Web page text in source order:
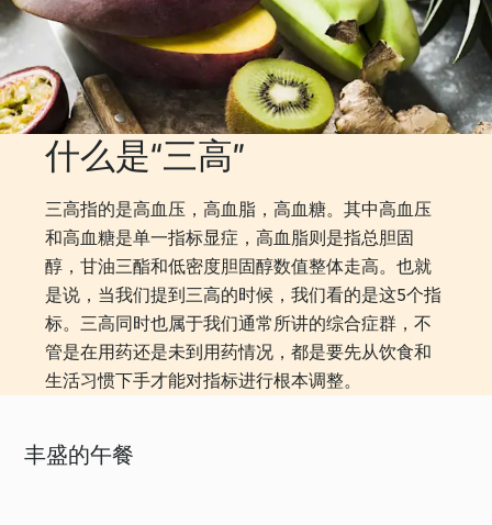
什么是“三高”
三高指的是高血压，高血脂，高血糖。其中高血压
和高血糖是单一指标显症，高血脂则是指总胆固
醇，甘油三酯和低密度胆固醇数值整体走高。也就
是说，当我们提到三高的时候，我们看的是这5个指
标。三高同时也属于我们通常所讲的综合症群，不
管是在用药还是未到用药情况，都是要先从饮食和
生活习惯下手才能对指标进行根本调整。
丰盛的午餐